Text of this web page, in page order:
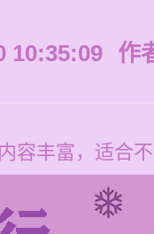
10:35:09 作
丰富，适合